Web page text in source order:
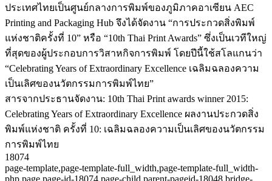
ประเทศไทยเป็นศูนย์กลางการพิมพ์ของภูมิภาคอาเซียน AEC
Printing and Packaging Hub จึงได้จัดงาน “การประกวดสิ่งพิมพ์
แห่งชาติครั้งที่ 10” หรือ “10th Thai Print Awards” ซึ่งเป็นเวทีใหญ่
ที่สุดของผู้ประกอบการวิสาหกิจการพิมพ์ โดยปีนี้ใช้สโลแกนว่า
“Celebrating Years of Extraordinary Excellence เฉลิมฉลองความ
เป็นเลิศของนวัตกรรมการพิมพ์ไทย”
สารจากประธานจัดงาน: 10th Thai Print awards winner 2015:
Celebrating Years of Extraordinary Excellence ผลงานประกวดสิ่ง
พิมพ์แห่งชาติ ครั้งที่ 10: เฉลิมฉลองความเป็นเลิศของนวัตกรรม
การพิมพ์ไทย
18074
page-template,page-template-full_width,page-template-full_width-